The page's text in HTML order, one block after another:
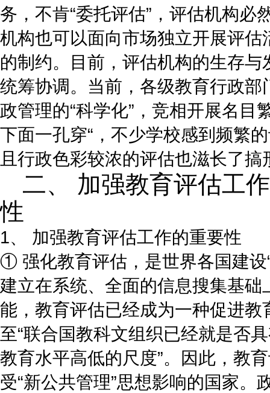
务，不肯“委托评估”，评估机构必
机构也可以面向市场独立开展评
的制约。目前，评估机构的生存
统筹协调。当前，各级教育行政部
政管理的“科学化”，竞相开展名目
下面一孔穿“，不少学校感到频繁
且行政色彩较浓的评估也滋长了
二、 加强教育评估工
性
1、 加强教育评估工作的重要性
① 强化教育评估，是世界各国建设
建立在系统、全面的信息搜集基
能，教育评估已经成为一种促进
至“联合国教科文组织已经就是否
教育水平高低的尺度”。因此，教
受“新公共管理”思想影响的国家